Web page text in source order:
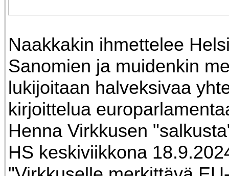
Naakkakin ihmettelee
Sanomien ja muidenkin
lukijoitaan halveksivaa
kirjoittelua
Henna Virkkusen
HS keskiviikkona